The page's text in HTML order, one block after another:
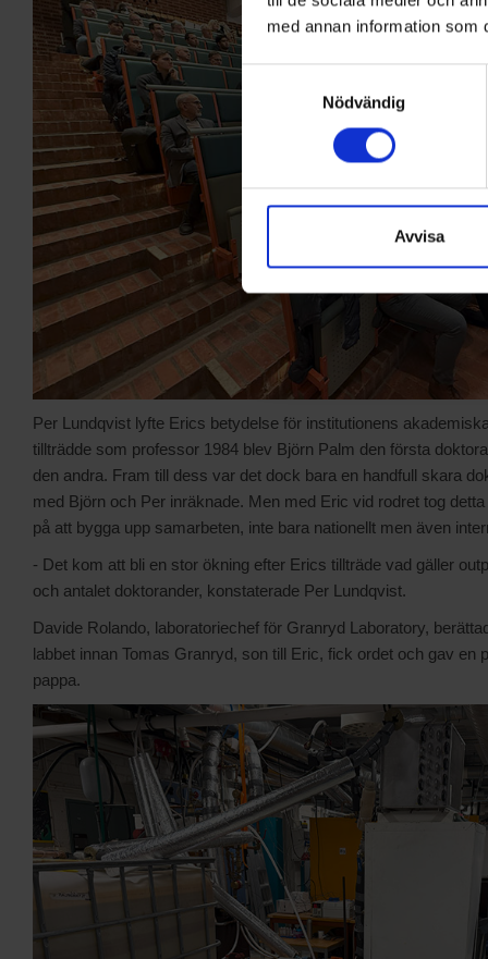
med annan information som
Nödvändig
Avvisa
Per Lundqvist lyfte Erics betydelse för institutionens
tillträdde som professor 1984 blev Björn Palm den första
den andra. Fram till dess var det dock bara en handfull skara
med Björn och Per inräknade. Men med Eric vid rodret tog
på att bygga upp samarbeten, inte bara nationellt men även
- Det kom att bli en stor ökning efter Erics tillträde vad gäller
och antalet doktorander, konstaterade Per Lundqvist.
Davide Rolando, laboratoriechef för Granryd Laboratory,
labbet innan Tomas Granryd, son till Eric, fick ordet och gav en
pappa.